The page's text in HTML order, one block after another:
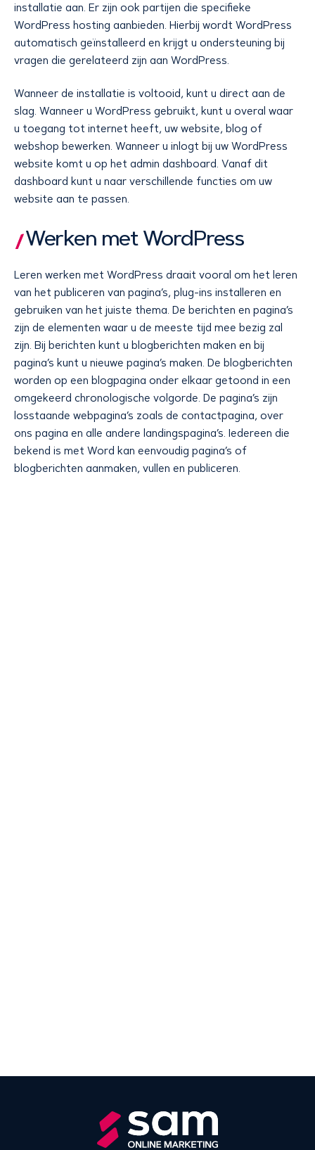
installatie aan. Er zijn ook partijen die specifieke
WordPress hosting aanbieden. Hierbij wordt WordPress
automatisch geïnstalleerd en krijgt u ondersteuning bij
vragen die gerelateerd zijn aan WordPress.
Wanneer de installatie is voltooid, kunt u direct aan de
slag. Wanneer u WordPress gebruikt, kunt u overal waar
u toegang tot internet heeft, uw website, blog of
webshop bewerken. Wanneer u inlogt bij uw WordPress
website komt u op het admin dashboard. Vanaf dit
dashboard kunt u naar verschillende functies om uw
website aan te passen.
Werken met WordPress
Leren werken met WordPress draait vooral om het leren
van het publiceren van pagina’s, plug-ins installeren en
gebruiken van het juiste thema. De berichten en pagina’s
zijn de elementen waar u de meeste tijd mee bezig zal
zijn. Bij berichten kunt u blogberichten maken en bij
pagina’s kunt u nieuwe pagina’s maken. De blogberichten
worden op een blogpagina onder elkaar getoond in een
omgekeerd chronologische volgorde. De pagina’s zijn
losstaande webpagina’s zoals de contactpagina, over
ons pagina en alle andere landingspagina’s. Iedereen die
bekend is met Word kan eenvoudig pagina’s of
blogberichten aanmaken, vullen en publiceren.